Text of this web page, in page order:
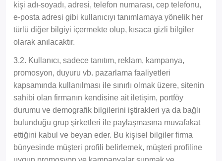
kişi adı-soyadı, adresi, telefon numarası, cep telefonu,
e-posta adresi gibi kullanıcıyı tanımlamaya yönelik her
türlü diğer bilgiyi içermekte olup, kısaca gizli bilgiler
olarak anılacaktır.
3.2. Kullanıcı, sadece tanıtım, reklam, kampanya,
promosyon, duyuru vb. pazarlama faaliyetleri
kapsamında kullanılması ile sınırlı olmak üzere, sitenin
sahibi olan firmanın kendisine ait iletişim, portföy
durumu ve demografik bilgilerini iştirakleri ya da bağlı
bulunduğu grup şirketleri ile paylaşmasına muvafakat
ettiğini kabul ve beyan eder. Bu kişisel bilgiler firma
bünyesinde müşteri profili belirlemek, müşteri profiline